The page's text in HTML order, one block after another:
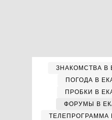
ЗНАКОМСТВА В
ПОГОДА В
ПРОБКИ В
ФОРУМЫ В
ТЕЛЕПРОГРАММА